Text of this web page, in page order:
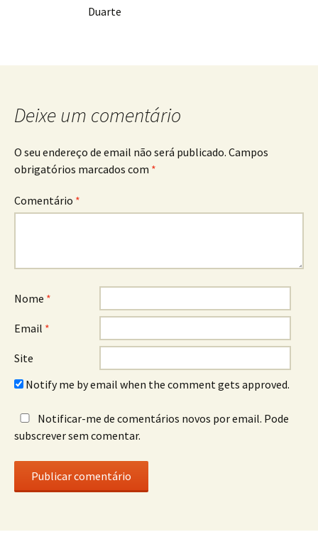
Duarte
Deixe um comentário
O seu endereço de email não será publicado. Campos
obrigatórios marcados com *
Comentário *
Nome *
Email *
Site
Notify me by email when the comment gets approved.
Notificar-me de comentários novos por email. Pode
subscrever sem comentar.